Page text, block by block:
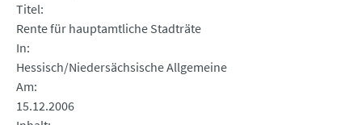
Titel
Rente für hauptamtliche Stadträte
In
Hessisch/Niedersächsische Allgemeine
Am
15.12.2006